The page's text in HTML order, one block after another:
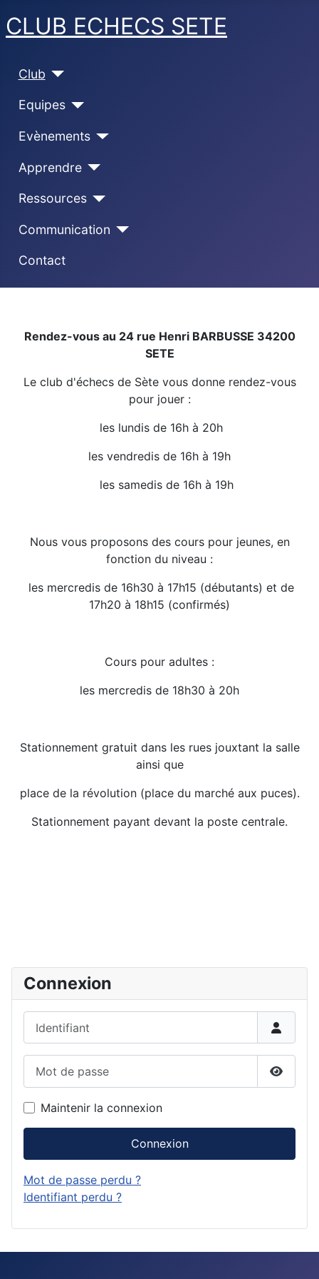
CLUB ECHECS SETE
Club
Equipes
Evènements
Apprendre
Ressources
Communication
Contact
Rendez-vous au 24 rue Henri BARBUSSE 34200
SETE
Le club d'échecs de Sète vous donne rendez-vous
pour jouer :
les lundis de 16h à 20h
les vendredis de 16h à 19h
les samedis de 16h à 19h
Nous vous proposons des cours pour jeunes, en
fonction du niveau :
les mercredis de 16h30 à 17h15 (débutants) et de
17h20 à 18h15 (confirmés)
Cours pour adultes :
les mercredis de 18h30 à 20h
Stationnement gratuit dans les rues jouxtant la salle
ainsi que
place de la révolution (place du marché aux puces).
Stationnement payant devant la poste centrale.
Connexion
Maintenir la connexion
Connexion
Mot de passe perdu ?
Identifiant perdu ?